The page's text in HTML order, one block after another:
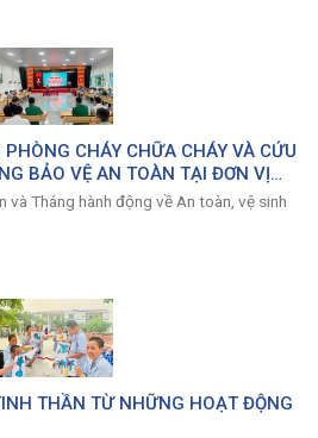
CHÁY CHỮA CHÁY VÀ CỨU
BẢO VỆ AN TOÀN TẠI ĐƠN VỊ
và Tháng hành động về An toàn, vệ sinh
THẦN TỪ NHỮNG HOẠT ĐỘNG